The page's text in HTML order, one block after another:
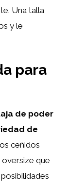
Una talla
y le
para
de poder
de
ceñidos
oversize que